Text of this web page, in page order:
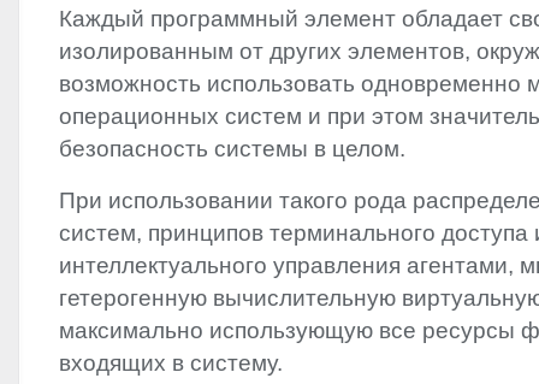
Каждый программный элемент обладает
изолированным от других элементов,
возможность использовать одновременно
операционных систем и при этом
безопасность системы в целом.
При использовании такого рода
систем, принципов терминального доступа
интеллектуального управления агентами,
гетерогенную вычислительную
максимально использующую все ресурсы
входящих в систему.